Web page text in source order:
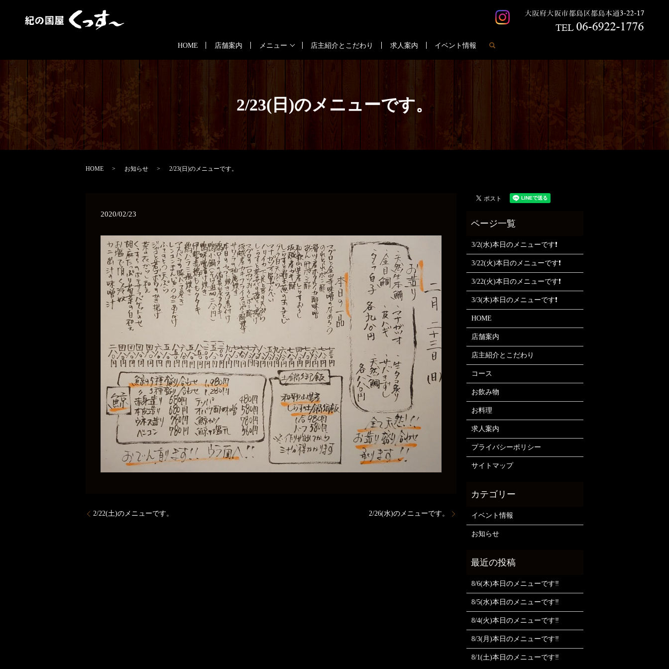
HOME 店舗案内 メニュー 店主紹介とこだわり 求人案内 イベント情報
2/23(日)のメニューです。
HOME お知らせ 2/23(日)のメニューです。
2020/02/23
2/22(土)のメニューです。 2/26(水)のメニューです。
3/2(水)本日のメニューです❗
3/22(火)本日のメニューです❗
3/22(火)本日のメニューです❗
3/3(木)本日のメニューです❗
HOME
店舗案内
店主紹介とこだわり
コース
お飲み物
お料理
求人案内
プライバシーポリシー
サイトマップ
イベント情報
お知らせ
8/6(木)本日のメニューです‼️
8/5(水)本日のメニューです‼️
8/4(火)本日のメニューです‼️
8/3(月)本日のメニューです‼️
8/1(土)本日のメニューです‼️